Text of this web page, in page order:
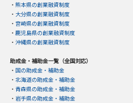
・ 熊本県の創業融資制度
・ 大分県の創業融資制度
・ 宮崎県の創業融資制度
・ 鹿児島県の創業融資制度
・ 沖縄県の創業融資制度
助成金・補助金一覧（全国対応）
・ 国の助成金・補助金
・ 北海道の助成金・補助金
・ 青森県の助成金・補助金
・ 岩手県の助成金・補助金